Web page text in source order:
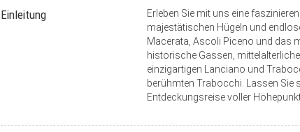
Einleitung
Erleben Sie mit uns eine
majestätischen Hügeln und
Macerata, Ascoli Piceno und das
historische Gassen,
einzigartigen Lanciano und
berühmten Trabocchi. Lassen Sie
Entdeckungsreise voller